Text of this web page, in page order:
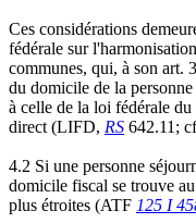
Ces considérations
fédérale sur
communes, qui, à son art.
du domicile de la
à celle de la loi fédérale
direct (LIFD, RS 642.11;
4.2 Si une personne
domicile fiscal se trouve
plus étroites (ATF 125 I